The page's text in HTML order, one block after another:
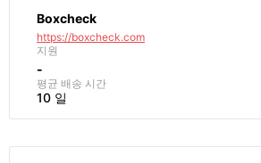
Boxcheck
https://boxcheck.com
지원
-
평균 배송 시간
10 일